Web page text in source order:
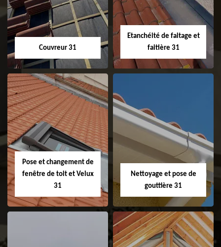
Couvreur 31
Couvreur 31
Etanchéité de faitage et
faitière 31
Etanchéité de
faitage et faitière
31
Pose et changement de
fenêtre de toit et Velux
31
Nettoyage et pose de
gouttière 31